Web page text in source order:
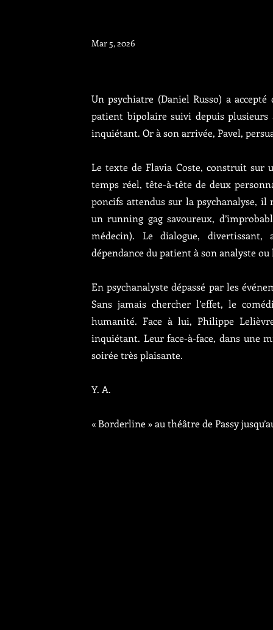
Mar 5, 2026
Un psychiatre (Daniel Russo) a
patient bipolaire suivi depuis
inquiétant. Or à son arrivée, Pavel,
Le texte de Flavia Coste, construit sur
temps réel, tête-à-tête de deux
poncifs attendus sur la psychanalyse,
un running gag savoureux,
médecin). Le dialogue,
dépendance du patient à son analyste
En psychanalyste dépassé par les
Sans jamais chercher l’effet, le
humanité. Face à lui, Philippe
inquiétant. Leur face-à-face, dans une
soirée très plaisante.
Y. A.
« Borderline » au théâtre de Passy